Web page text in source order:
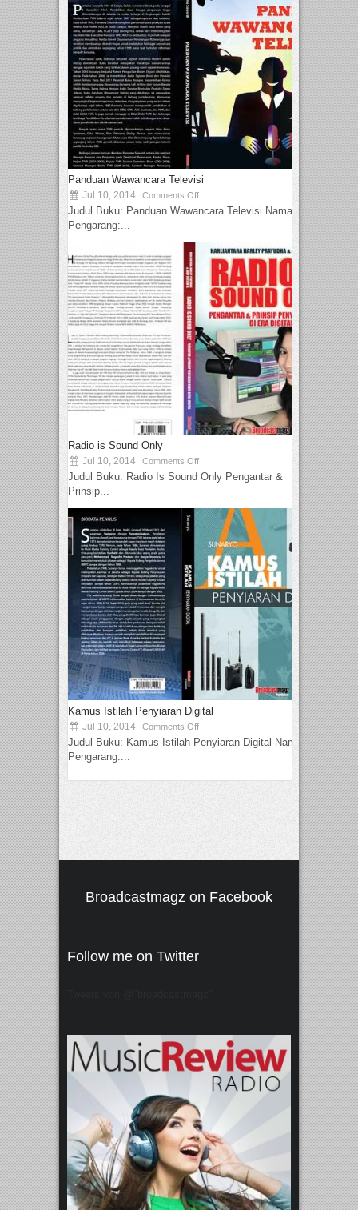
Panduan Wawancara Televisi
Jul 10, 2014 Comments Off
Judul Buku: Panduan Wawancara Televisi Nama
Pengarang:...
Radio is Sound Only
Jul 10, 2014 Comments Off
Judul Buku: Radio Is Sound Only Pengantar &
Prinsip...
Kamus Istilah Penyiaran Digital
Jul 10, 2014 Comments Off
Judul Buku: Kamus Istilah Penyiaran Digital Nama
Pengarang:...
Broadcastmagz on Facebook
Follow me on Twitter